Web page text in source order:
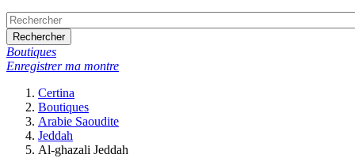
Rechercher
Boutiques
Enregistrer ma montre
Certina
Boutiques
Arabie Saoudite
Jeddah
Al-ghazali Jeddah